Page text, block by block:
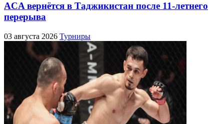
ACA вернётся в Таджикистан после 11-летнего
перерыва
03 августа 2026 Турниры